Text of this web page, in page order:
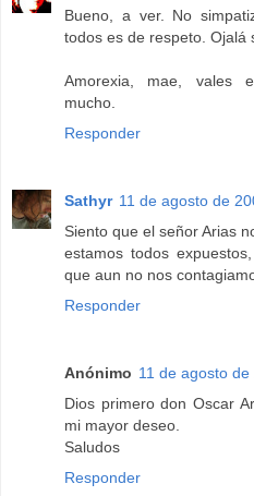
Bueno, a ver. No
todos es de respeto. Ojalá
Amorexia, mae, vales
mucho.
Responder
Sathyr 11 de agosto de
Siento que el señor Arias
estamos todos
que aun no nos
Responder
Anónimo 11 de agosto
Dios primero don Oscar
mi mayor deseo.
Saludos
Responder